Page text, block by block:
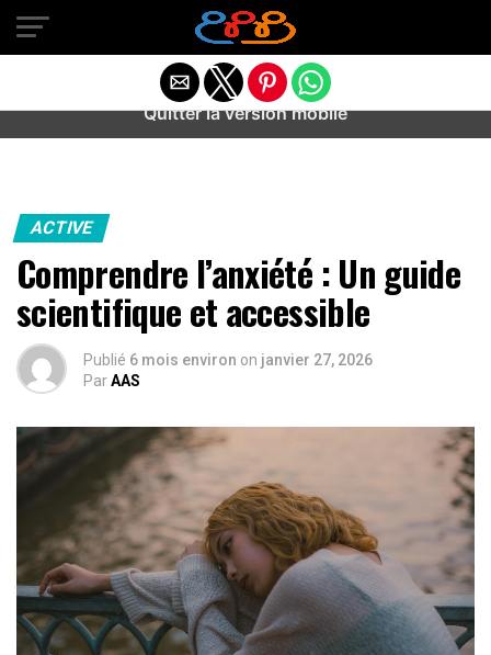
Warning
: preg_match(): Unknown modifier '/' in
/home/u589487443/domains/aideanxietestress.fr/
content/plugins/idev-post-views/includes/class-bots.php
ACTIVE
Comprendre l’anxiété : Un guide
scientifique et accessible
Publié 6 mois environ on janvier 27, 2026
ParAAS
Quitter la version mobile